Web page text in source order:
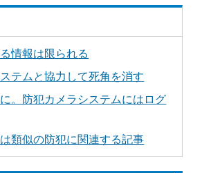
情報は限られる
テムと協力して死角を消す
。防犯カメラシステムにはログ
類似の防犯に関連する記事